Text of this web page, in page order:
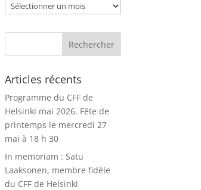
Valitse
kuukausi
Articles récents
Programme du CFF de
Helsinki mai 2026. Fête de
printemps le mercredi 27
mai à 18 h 30
In memoriam : Satu
Laaksonen, membre fidèle
du CFF de Helsinki